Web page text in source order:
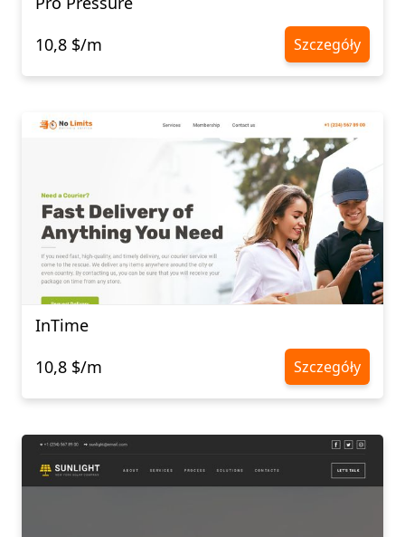
10,8 $/m
Szczegóły
InTime
10,8 $/m
Szczegóły